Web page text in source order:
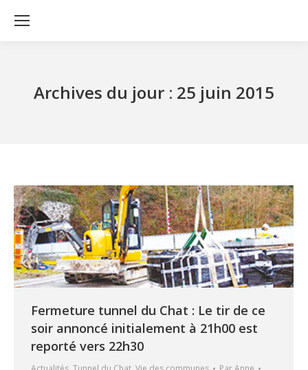
Archives du jour : 25 juin 2015
Fermeture tunnel du Chat : Le tir de ce
soir annoncé initialement à 21h00 est
reporté vers 22h30